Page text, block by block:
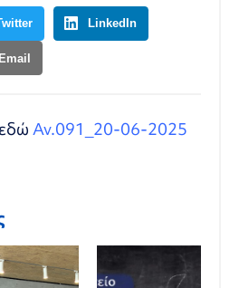
LinkedIn
Email
Αν.091_20-06-2025